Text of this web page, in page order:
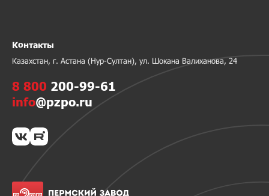
Контакты
Казахстан, г. Астана (Нур-Султан), ул. Шокана Валиханова, 24
8 800 200-99-61
info@pzpo.ru